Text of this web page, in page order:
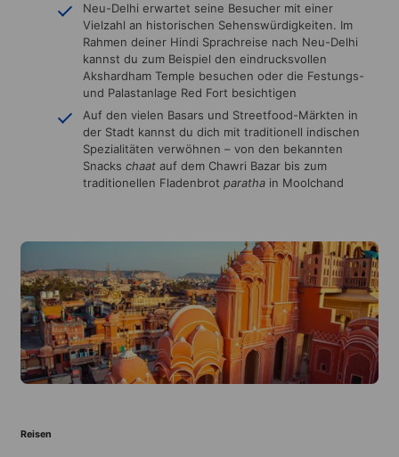
Neu-Delhi erwartet seine Besucher mit einer
Vielzahl an historischen Sehenswürdigkeiten. Im
Rahmen deiner Hindi Sprachreise nach Neu-Delhi
kannst du zum Beispiel den eindrucksvollen
Akshardham Temple besuchen oder die Festungs-
und Palastanlage Red Fort besichtigen
Auf den vielen Basars und Streetfood-Märkten in
der Stadt kannst du dich mit traditionell indischen
Spezialitäten verwöhnen – von den bekannten
Snacks chaat auf dem Chawri Bazar bis zum
traditionellen Fladenbrot paratha in Moolchand
Reisen